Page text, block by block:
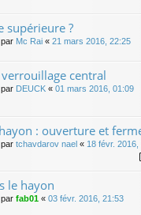
supérieure ?
Mc Rai « 21 mars 2016, 22:25
central
DEUCK « 01 mars 2016, 01:09
: ouverture et
tchavdarov nael « 18 févr. 2016,
le hayon
fab01 « 03 févr. 2016, 21:53